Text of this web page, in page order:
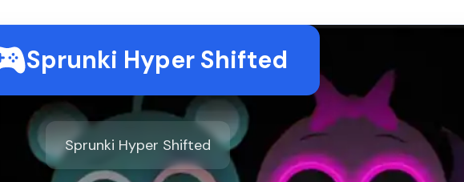
Sprunki Hyper Shifted
Sprunki Hyper Shifted